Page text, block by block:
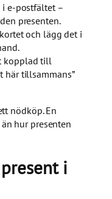
i e-postfältet –
presenten.
och lägg det i
kopplad till
här tillsammans”
nödköp. En
hur presenten
i